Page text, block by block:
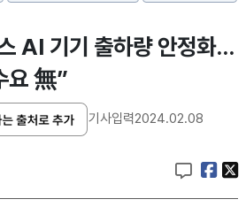
AI 기기 출하량 안정화…
요 無”
기사입력2024.02.08